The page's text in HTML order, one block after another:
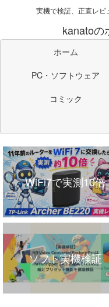
実機で検証、正直レ
kanatoの
ホーム
PC・ソフトウェア
コミック
WiFi7で実測10倍
ソフト実機検証